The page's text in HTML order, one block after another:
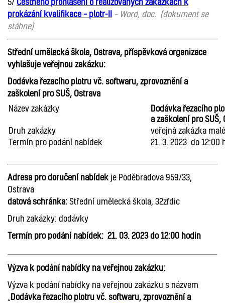
prokázání kvalifikace – plotr-II – Word, doc. (dokument se
stáhne)
Střední umělecká škola, Ostrava, příspěvková organizace
vyhlašuje veřejnou zakázku:
Dodávka řezacího plotru vč. softwaru, zprovoznění a
zaškolení pro SUŠ, Ostrava
Název zakázky
Dodávka řezacího
a zaškolení pro SUŠ,
Druh zakázky
veřejná zakázka
Termín pro podání nabídek
21. 3. 2023 do 12:00
Adresa pro doručení nabídek je Poděbradova 959/33,
Ostrava
datová schránka:Střední umělecká škola, 32zfdic
Druh zakázky: dodávky
Termín pro podání nabídek: 21. 03. 2023 do 12:00 hodin
Výzva k podání nabídky na veřejnou zakázku:
Výzva k podání nabídky na veřejnou zakázku s názvem
Dodávka řezacího plotru vč. softwaru, zprovoznění a